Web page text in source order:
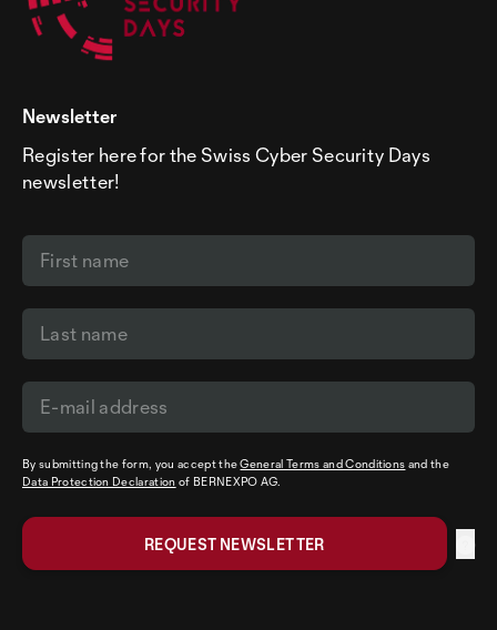
Newsletter
Register here for the Swiss Cyber Security Days
newsletter!
By submitting the form, you accept theGeneral Terms and Conditions and the
Data Protection Declaration of BERNEXPO AG.